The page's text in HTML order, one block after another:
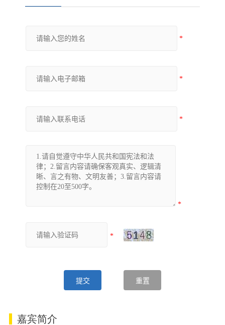
嘉宾简介